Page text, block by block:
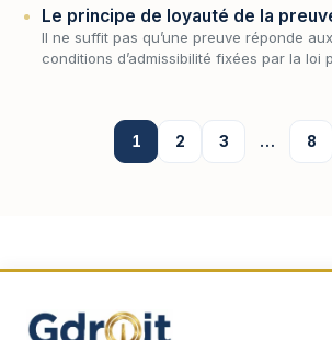
(art. 1359 C.…
Le principe de loyauté de la
Il ne suffit pas qu’une preuve réponde aux
conditions d’admissibilité fixées par la loi
1 2 3 … 8